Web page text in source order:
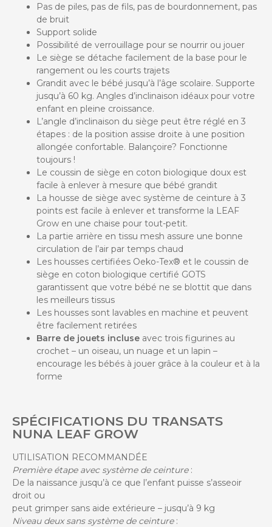
Pas de piles, pas de fils, pas de bourdonnement, pas
de bruit
Support solide
Possibilité de verrouillage pour se nourrir ou jouer
Le siège se détache facilement de la base pour le
rangement ou les courts trajets
Grandit avec le bébé jusqu’à l’âge scolaire. Supporte
jusqu’à 60 kg. Angles d’inclinaison idéaux pour votre
enfant en pleine croissance.
L’angle d’inclinaison du siège peut être réglé en 3
étapes : de la position assise droite à une position
allongée confortable. Balançoire? Fonctionne
toujours !
Le coussin de siège en coton biologique doux est
facile à enlever à mesure que bébé grandit
La housse de siège avec système de ceinture à 3
points est facile à enlever et transforme la LEAF
Grow en une chaise pour tout-petit.
La partie arrière en tissu mesh assure une bonne
circulation de l’air par temps chaud
Les housses certifiées Oeko-Tex® et le coussin de
siège en coton biologique certifié GOTS
garantissent que votre bébé ne se blottit que dans
les meilleurs tissus
Les housses sont lavables en machine et peuvent
être facilement retirées
Barre de jouets incluse avec trois figurines au
crochet – un oiseau, un nuage et un lapin –
encourage les bébés à jouer grâce à la couleur et à la
forme
SPÉCIFICATIONS DU TRANSATS
NUNA LEAF GROW
UTILISATION RECOMMANDÉE
Première étape avec système de ceinture:
De la naissance jusqu’à ce que l’enfant puisse s’asseoir
droit ou
peut grimper sans aide extérieure – jusqu’à 9 kg
Niveau deux sans système de ceinture: